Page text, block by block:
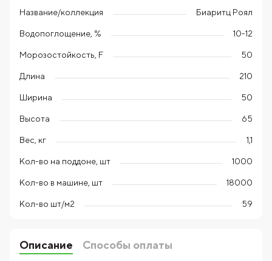
Название/коллекция Биаритц Роял
Водопоглощение, % 10-12
Морозостойкость, F 50
Длина 210
Ширина 50
Высота 65
Вес, кг 1,1
Кол-во на поддоне, шт 1000
Кол-во в машине, шт 18000
Кол-во шт/м2 59
Описание
Способы оплаты